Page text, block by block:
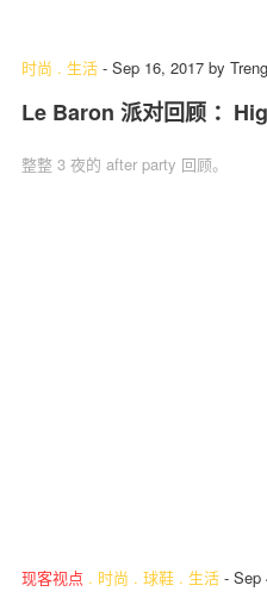
时尚 . 生活 - Sep 16, 2017 by
Le Baron 派对回顾 ：
整整 3 夜的 after party 回顾。
现客视点 . 时尚 . 球鞋 . 生活 - Sep